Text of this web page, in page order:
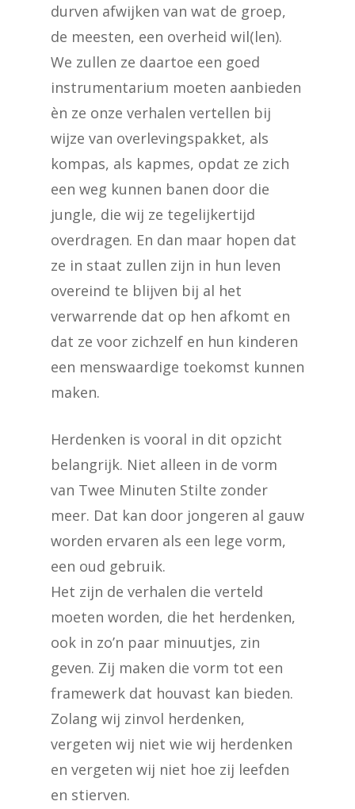
durven afwijken van wat de groep,
de meesten, een overheid wil(len).
We zullen ze daartoe een goed
instrumentarium moeten aanbieden
èn ze onze verhalen vertellen bij
wijze van overlevingspakket, als
kompas, als kapmes, opdat ze zich
een weg kunnen banen door die
jungle, die wij ze tegelijkertijd
overdragen. En dan maar hopen dat
ze in staat zullen zijn in hun leven
overeind te blijven bij al het
verwarrende dat op hen afkomt en
dat ze voor zichzelf en hun kinderen
een menswaardige toekomst kunnen
maken.
Herdenken is vooral in dit opzicht
belangrijk. Niet alleen in de vorm
van Twee Minuten Stilte zonder
meer. Dat kan door jongeren al gauw
worden ervaren als een lege vorm,
een oud gebruik.
Het zijn de verhalen die verteld
moeten worden, die het herdenken,
ook in zo’n paar minuutjes, zin
geven. Zij maken die vorm tot een
framewerk dat houvast kan bieden.
Zolang wij zinvol herdenken,
vergeten wij niet wie wij herdenken
en vergeten wij niet hoe zij leefden
en stierven.